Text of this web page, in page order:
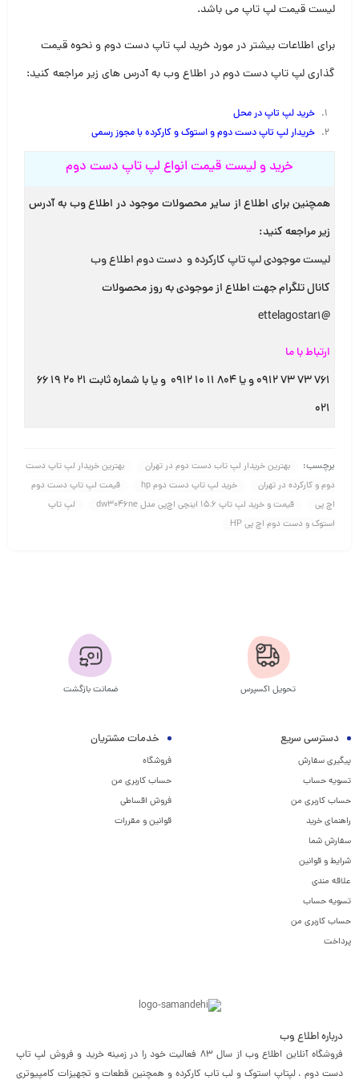
لیست قیمت لپ تاپ می باشد.
برای اطلاعات بیشتر در مورد خرید لپ تاپ دست دوم و نحوه قیمت
گذاری لپ تاپ دست دوم در اطلاع وب به آدرس های زیر مراجعه کنید:
خرید لپ تاپ در محل
خریدار لپ تاپ دست دوم و استوک و کارکرده با مجوز رسمی
خرید و لیست قیمت انواع لپ تاپ دست دوم
همچنین برای اطلاع از سایر محصولات موجود در اطلاع وب به آدرس
زیر مراجعه کنید:
لیست موجودی لپ تاپ کارکرده و دست دوم اطلاع وب
کانال تلگرام جهت اطلاع از موجودی به روز محصولات
@ettelagostar1
ارتباط با ما
۷۶۱ ۷۳ ۷۳ ۰۹۱۲ و یا ۸۰۴ ۱۱ ۱۰ ۰۹۱۲ و یا با شماره ثابت ۲۱ ۲۰ ۱۹ ۶۶
۰۲۱
برچسب: بهترین خریدار لپ تاب دست دوم در تهران
بهترین خریدار لپ تاپ دست
دوم و کارکرده در تهران
خرید لپ تاپ دست دوم hp
قیمت لپ تاپ دست دوم
اچ پی
قیمت و خرید لپ تاپ 15.6 اینچی اچ‌پی مدل dw3046ne
لپ تاپ
استوک و دست دوم اچ پی HP
تحویل اکسپرس ضمانت بازگشت
دسترسی سریع
پیگیری سفارش
تسویه حساب
حساب کاربری من
راهنمای خرید
سفارش شما
شرایط و قوانین
علاقه مندی
تسویه حساب
حساب کاربری من
پرداخت
خدمات مشتریان
فروشگاه
حساب کاربری من
فروش اقساطی
قوانین و مقررات
درباره اطلاع وب
فروشگاه آنلاین اطلاع وب از سال 83 فعالیت خود را در زمینه خرید و فروش لپ تاپ
دست دوم ، لپتاپ استوک و لب تاب کارکرده و همچنین قطعات و تجهیزات کامپیوتری